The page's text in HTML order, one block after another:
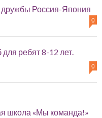
Россия-Япония
0
для ребят 8-12 лет.
0
школа «Мы команда!»